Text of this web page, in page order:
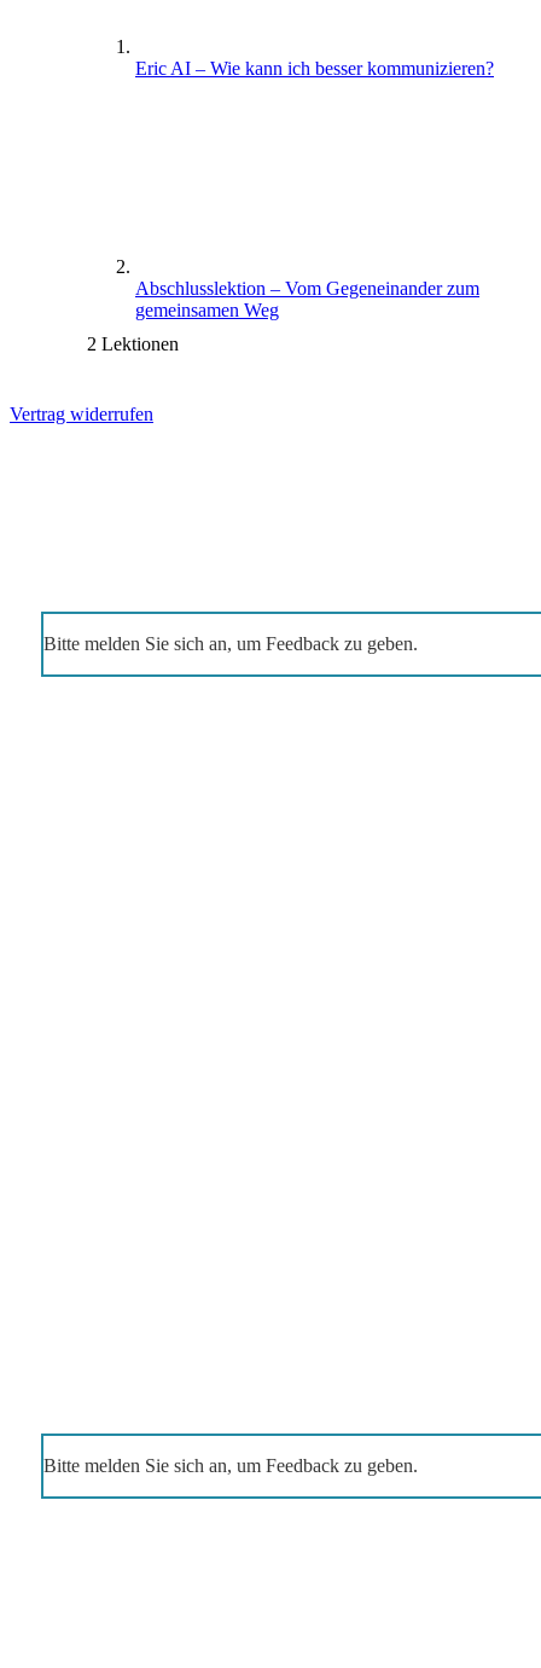
Eric AI – Wie kann ich besser kommunizieren?
Abschlusslektion – Vom Gegeneinander zum
gemeinsamen Weg
2 Lektionen
Vertrag widerrufen
Bitte melden Sie sich an, um Feedback zu geben.
Bitte melden Sie sich an, um Feedback zu geben.